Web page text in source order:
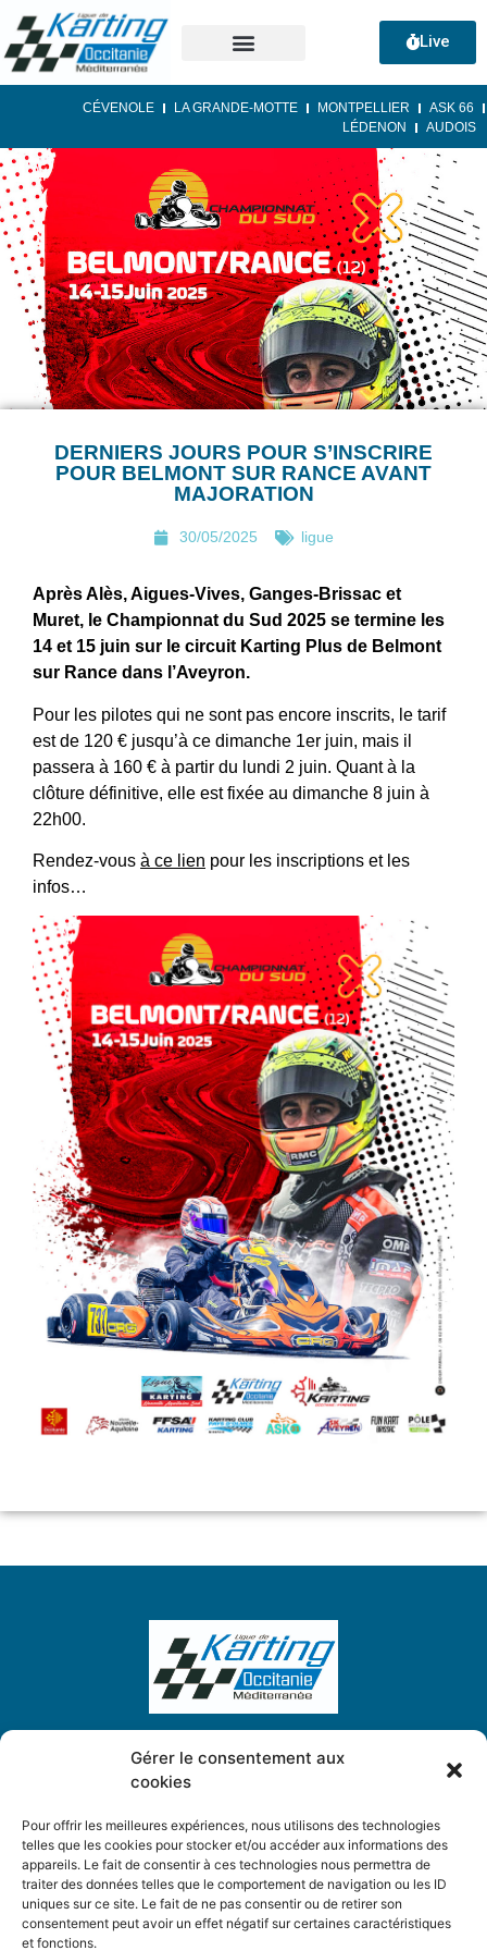
Gérer le consentement aux
cookies
Pour offrir les meilleures expériences, nous utilisons des technologies
telles que les cookies pour stocker et/ou accéder aux informations des
appareils. Le fait de consentir à ces technologies nous permettra de
traiter des données telles que le comportement de navigation ou les ID
uniques sur ce site. Le fait de ne pas consentir ou de retirer son
consentement peut avoir un effet négatif sur certaines caractéristiques
et fonctions.
Live
CÉVENOLE LA GRANDE-MOTTE MONTPELLIER
ASK 66
LÉDENON
AUDOIS
DERNIERS JOURS POUR S’INSCRIRE
POUR BELMONT SUR RANCE AVANT
MAJORATION
30/05/2025 ligue
Après Alès, Aigues-Vives, Ganges-Brissac et
Muret, le Championnat du Sud 2025 se termine les
14 et 15 juin sur le circuit Karting Plus de Belmont
sur Rance dans l’Aveyron.
Pour les pilotes qui ne sont pas encore inscrits, le tarif
est de 120 € jusqu’à ce dimanche 1er juin, mais il
passera à 160 € à partir du lundi 2 juin. Quant à la
clôture définitive, elle est fixée au dimanche 8 juin à
22h00.
Rendez-vous à ce lien pour les inscriptions et les
infos…
Ligue de Karting Occitanie Méditerranée
34130 Saint-Aunès
ligue.karting.om@gmail.com